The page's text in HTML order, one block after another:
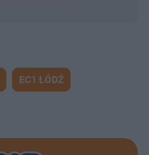
EC1 ŁÓDŹ